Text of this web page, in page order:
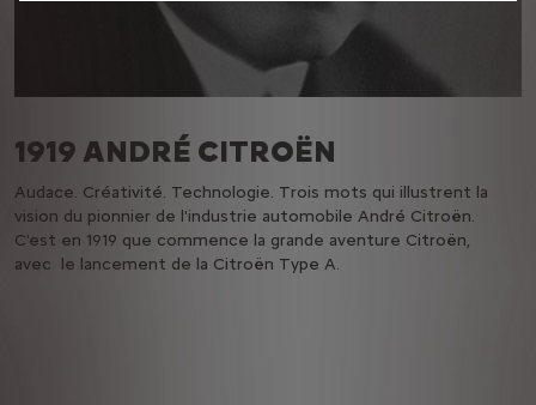
1919 ANDRÉ CITROËN
Audace. Créativité. Technologie. Trois mots qui illustrent la
vision du pionnier de l'industrie automobile André Citroën.
C'est en 1919 que commence la grande aventure Citroën,
avec le lancement de la Citroën Type A.